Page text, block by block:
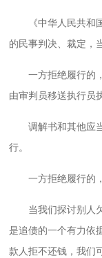
《中华人民共
的民事判决、裁定，
一方拒绝履行的
由审判员移送执行员
调解书和其他应
行。
一方拒绝履行的
当我们探讨别人
是追债的一个有力依
款人拒不还钱，我们